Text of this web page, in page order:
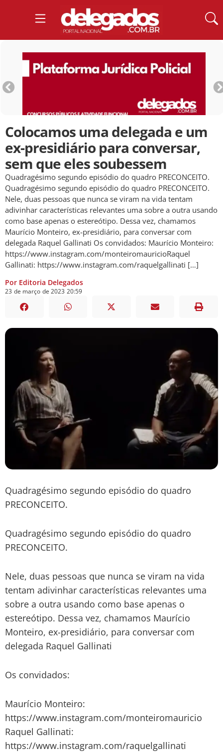
Colocamos uma delegada e um
ex-presidiário para conversar,
sem que eles soubessem
Quadragésimo segundo episódio do quadro PRECONCEITO.
Quadragésimo segundo episódio do quadro PRECONCEITO.
Nele, duas pessoas que nunca se viram na vida tentam
adivinhar características relevantes uma sobre a outra usando
como base apenas o estereótipo. Dessa vez, chamamos
Maurício Monteiro, ex-presidiário, para conversar com
delegada Raquel Gallinati Os convidados: Maurício Monteiro:
https://www.instagram.com/monteiromauricioRaquel
Gallinati: https://www.instagram.com/raquelgallinati […]
Por Editoria Delegados
23 de março de 2023 20:59
Quadragésimo segundo episódio do quadro
PRECONCEITO.
Quadragésimo segundo episódio do quadro
PRECONCEITO.
Nele, duas pessoas que nunca se viram na vida
tentam adivinhar características relevantes uma
sobre a outra usando como base apenas o
estereótipo. Dessa vez, chamamos Maurício
Monteiro, ex-presidiário, para conversar com
delegada Raquel Gallinati
Os convidados:
Maurício Monteiro:
https://www.instagram.com/monteiromauricio
Raquel Gallinati:
https://www.instagram.com/raquelgallinati